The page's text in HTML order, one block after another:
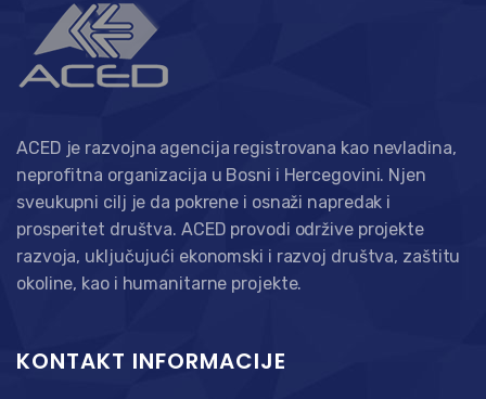
ACED je razvojna agencija registrovana kao nevladina,
neprofitna organizacija u Bosni i Hercegovini. Njen
sveukupni cilj je da pokrene i osnaži napredak i
prosperitet društva. ACED provodi održive projekte
razvoja, uključujući ekonomski i razvoj društva, zaštitu
okoline, kao i humanitarne projekte.
KONTAKT INFORMACIJE